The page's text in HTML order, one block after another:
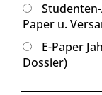
Paper u.
E-Paper
Dossier)